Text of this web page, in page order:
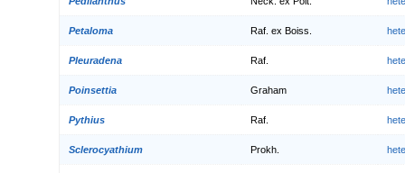
Petaloma Raf. ex Boiss.
Pleuradena Raf.
Poinsettia Graham
Pythius Raf.
Sclerocyathium Prokh.